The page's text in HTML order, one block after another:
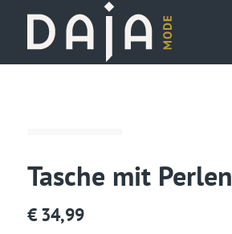
Tasche mit Perlen
€ 34,99